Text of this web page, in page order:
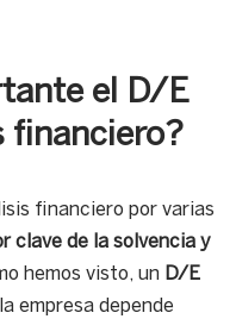
el D/E
financiero?
financiero por varias
clave de la solvencia y
hemos visto, un D/E
empresa depende